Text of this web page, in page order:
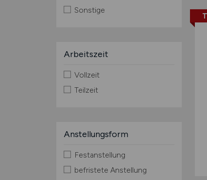
Sonstige
Arbeitszeit
Vollzeit
Teilzeit
Anstellungsform
Festanstellung
befristete Anstellung